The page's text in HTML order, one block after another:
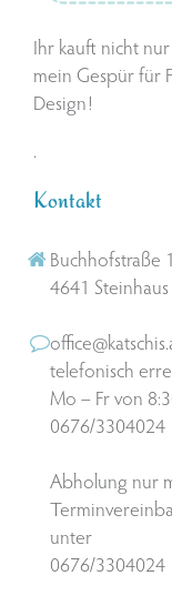
Ihr kauft nicht
mein Gespür für
Design!
.
Kontakt
Buchhofstraße
4641
telefonisch
Mo – Fr von
0676/3304024
Abholung nur
unter
0676/3304024